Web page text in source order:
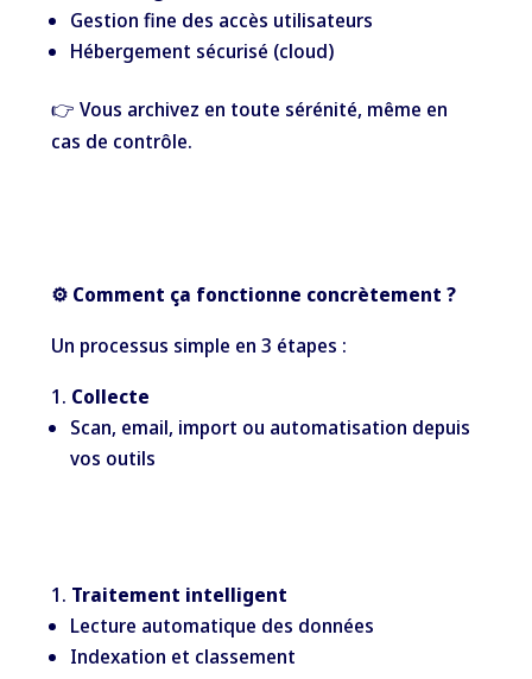
Gestion fine des accès utilisateurs
Hébergement sécurisé (cloud)
👉 Vous archivez en toute sérénité, même en
cas de contrôle.
⚙️ Comment ça fonctionne concrètement ?
Un processus simple en 3 étapes :
Collecte
Scan, email, import ou automatisation depuis
vos outils
Traitement intelligent
Lecture automatique des données
Indexation et classement